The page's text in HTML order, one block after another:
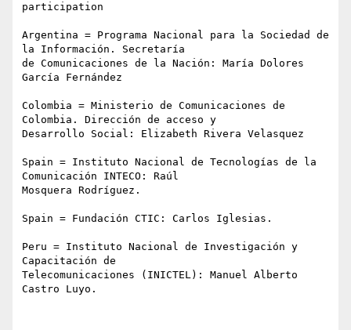
participation
Argentina = Programa Nacional para la Sociedad de
la Información. Secretaría
de Comunicaciones de la Nación: María Dolores
García Fernández
Colombia = Ministerio de Comunicaciones de
Colombia. Dirección de acceso y
Desarrollo Social: Elizabeth Rivera Velasquez
Spain = Instituto Nacional de Tecnologías de la
Comunicación INTECO: Raúl
Mosquera Rodríguez.
Spain = Fundación CTIC: Carlos Iglesias.
Peru = Instituto Nacional de Investigación y
Capacitación de
Telecomunicaciones (INICTEL): Manuel Alberto
Castro Luyo.